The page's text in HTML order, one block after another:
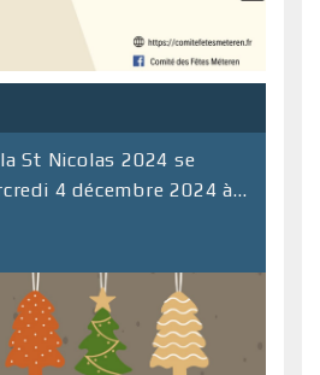
St Nicolas 2024 se
4 décembre 2024 à...